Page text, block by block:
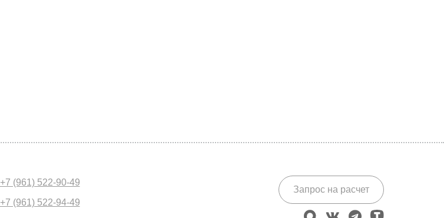
+7 (961) 522-90-49
+7 (961) 522-94-49
Запрос на расчет
max vk telegram
tenchat